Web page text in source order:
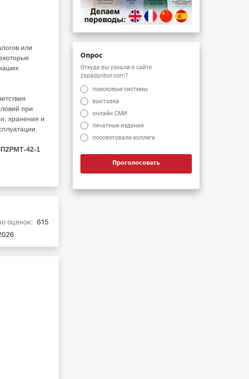
или
при
хранения и
42-1
оценок: 615
Опрос
Откуда вы узнали о сайте
zapadpribor.com?
поисковые системы
выставка
онлайн СМИ
печатные издания
посоветовали коллеги
Проголосовать